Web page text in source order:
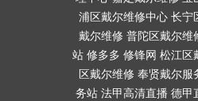
浦区戴尔维修中心 长宁
戴尔维修 普陀区戴尔维
站 修多多 修锋网 松江区
区戴尔维修 奉贤戴尔服
务站 法甲高清直播 德甲